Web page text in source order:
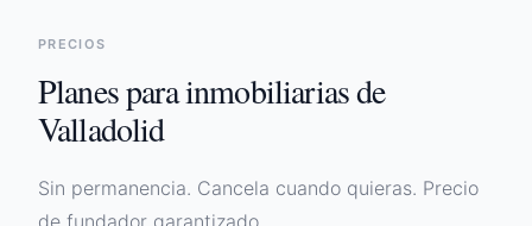
PRECIOS
Planes para inmobiliarias de
Valladolid
Sin permanencia. Cancela cuando quieras. Precio
de fundador garantizado.